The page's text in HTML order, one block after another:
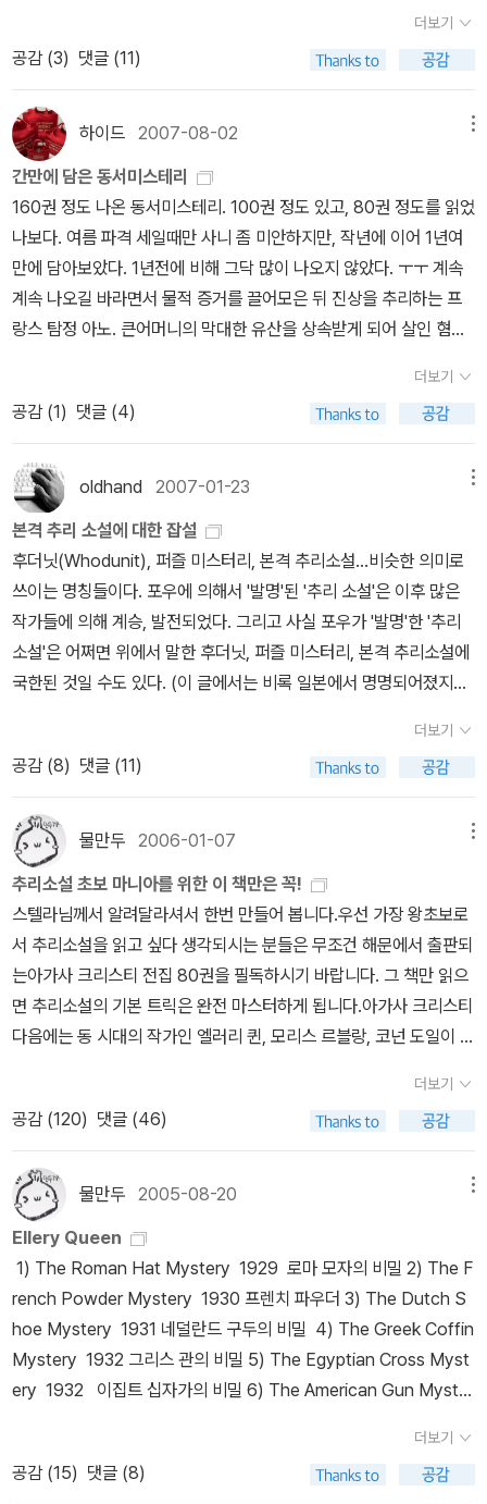
번역된 책
들동서추리문고1977년
이집트 십자가,차이나 오렌지,네덜란두 구두
의 비밀-3권자유추리문고1983년로마모자의 비밀-1권시그마북스1
995년로마모자,프랑스파우더,네덜란드구두,그리스관,이집트십자
가,중국오렌지의 비밀-6권
밀-2권 동서DMB2003년 로마모자,네덜란드구두,그리스관,이집트십
자가,중국오렌지의 비밀-5권시그마 북스 해문Q 미스터리 동서 D
MB
위표에서 보시다시피 총 9권의 국명시리즈중 그간 국내에
선 6권만 번역 출간되었고 미국총,샴 쌍둥이,스페인 곶의 비밀은 번
역되지 않았습니다.저 역시도 이번에는 다 나올까 싶어 동서,자유,시
그마북스,해문Q에서 간행된 모든 앨러리 퀸을 구매했지만 결국 다 모
그래 포기하고 있었는데 갑자기 올해 검은 숲이
더군요.그래 검은 숲이 어떤데가 보았더니 시공사의 임프린트라고 하
그중에 국명 시리즈가 6권이나 있었으니 최소한 기존의 작품은 나오
겠지만 과연 나머지 3권이 나올까 의아심이 있어서-ㅎㅎ 그간 한두번
속은 것이 아니라서요-,다 나와야 나오는 것이지 하고 생각했는데 웬
걸 무슨 뚝심을 발휘해서인지 국명 시리즈 9권을 다 번역했습니다.ㅎ
ㅎ 만쉐이~~~
검은숲에서 나온 앨리리 퀸 국명시리즈는 저자의 모
습을 겉 표지에 내세운 그간 국내에선 볼수 없었던 특이한 디자인데
양장본이어서 소장가치도 충분하다고 볼수 있습니다.하지만 저처럼
면 3권만 구매해야 될지 아니면 9권 다 구매해야 할지 참 난감할 따
름이죠.생각같에서야 9권을 일시불로 지불하고 구매하면 좋겠지만
경제적 사정과 책 보관할데가 마땅치 않으니…ㅜ.ㅜ뭐 일단 처음 번역
된 미국총,샴 쌍둥이,스페인 곶의 비밀을 구매해야 겠지요^^
에서 이번에 국명시리즈를 전부 번역했으니 좀더 힘을 발휘해서 앨러
리 퀸의 전작을 모두 번역해 주길 희망해 봅니다.시공사보다 적은 해
문에서도 크리스티 전작품 80권을 다 번역했는데 시공사도 이번에
한번 일을 냈으면 좋겠네용^^by caspi
밀,네덜란드 구두의 비밀,그리스 관의 비밀 이집트 십자가의 비밀,중
국 오렌지의 비밀-6권 2천대 동서 DMB: 로마 모자의 비밀, 네덜란
가의 비밀-5권 보시다시피 앨러리 퀸의 국명 시리즈중 3권 미국 총
미스터리,샴 쌍둥이 미스터리,스페인 곶 미스터리는 이상하게 번역된
바 없습니다.그중 샴 쌍둥이 미스터리는 80년대 중학생 잡지에 축약
되서 번역된바 있습니다.본격 추리 소설의 대표자중 한 사람인 앨러
리 퀸의 국명시리지가 2011년 현재까지 다 번역되지 못한 것은 국내
추리 시장의 협소함을 잘 반영하는 증거지요. 물론 현재 국내의 추리
소설 시장 여건상 외국 작가의 전 작품이 다 번역되는 것은 불가능합
니다.현재까지 작가의 추리 소설이 전부 번역된 것은 코난 도일의 셜
운 신부 시리즈,아가사 크리스티의 추리 소설이 전부가 아닌가 싶습
니다. 셜록 홈즈나 브라운 신부등은 단편소설이기에 번역이 다 되었
다 쳐도 뤼팽은 전작이 20권 정도여서(물론 뤼팽도 그 명성에 비해
전작이 번역된 것은 21세기 들어서 입니다),출판사가 어느 정도 적자
를 감안하고 출판한 것이겠지만 아가사 크리스티 전작 80권을 해문
이 모두 출판한 것은 아가사 크리스티가 아무리 국내에서 인기가 많
았어도 매우 유례가 없는 일이지요.그러면에서 열린 책들이 메그레
시리즈 전작 출간도 대단한 사건이라고 할 수 있습니다. 물론 검은 숲
측(앨러리 퀸 기획은 추리 소설 홈 페이지로 유명한 데카님이 기획하
셨다나봐요)에선 이미 앨러리 퀸의 국명 시리즈를 6권 번역한바 있기
에 나머지 3권만 번역하면 되기에 기획 및 출간에 큰 부담이 없겠지
만 추리 소설 애독자의 입장에선 출판사의 공수표에 여러 번 당한 적
출간 안될수도 있다는 우려가 있는 것이 사실입니다. 가장 비근한 예
로 앨러리 퀸 미국 추리 소설사에서 쌍벽을 이루는 S.S 밴다인을 들
수 있습니다.밴다인의 경우 추리 소설이 통틀어서 12권에 불과한데
국내에서 지난 수십년간 이 12권의 작품조자 제대로 번역된바 없지
요. 벤슨 살인 사건(1926) 카나리아 살인 사건(1927) 그린 살인 사
건(1928) 주교 살인 사건(1929) 스카라베(딱정벌레) 살인 사건(19
30) 케닐 살인 사건(1933) 드래곤 살인 사건(1934) 카지노 살인 사
건(1934) 가든 살인 사건(1935) 유괴 살인 사건(1936) 그레이시
앨런 살인 사건(1938) 겨울 살인 사건(1939) 그간 출간된 밴다인의
그린 살인사건,승정 살인 사건-2권 80년대 자유 추리문고: 벤슨 살인
사건,카나리아 살인사건,딱정벌레 살인사건,케닐 살인사건,가든 살인
사건-5권 2천년대 동서 DMB: 벤슨 살인사건,카나리아 살인사건, 그
린 살인사건,승정 살인 사건,딱정벌레 살인사건-5권 2천년대 해문:
드래곤 살인사건,카지노 살인사건,가든 살인사건-3권 2천년대 북스
피어 스카라베 살인 사건,겨울 살인 사건, 주교 살인 사건,그레이시 앨
런 살인 사건 위에서 보시다시피 각 추리 문고별로 밴다인의 책들이
제각각 나와 있어 추리 소설애독자들이 구하는데도 문제가 있지만 다
모아도 출판사별로 제각각이어서 진열하기도 애로사항이 큰 편입니
다. 해문의 경우 처음 번역되는 2권(드래곤과 카지노)를 내놓으면서
후속작도 출간할 뜻을 비추다가 판매 부진탓인지 조용히 사그라들었
는 겨울 살인사건과 그레이시 앨런 살인사건을 출간하면서 밴다인의
추리 소설 전 12권을 번역한다며 추리 소설 애독자들을 들뜨게 했지
닌 선집이라도 출판하는 것은 정말 보기 힘든 일이기 때문입니다.따
라서 해문에서 아가사 크리스티 전집 80권이 나온 것은 정말 우리 출
판계에서 기적 같은 일이라 아니할 수 없습니다. 추리 소설을 읽다보
면 이 작가의 책은 전집이 아니더라도 이 시리즈만은 꼭 다 출판했으
면 좋겠는데(꼭 한 출판사만이 아니더라도 말이죠) 생각하게 만드는
책들이 있는데 이상하게 출판이 안되는 경우가 있습니다.한번 살펴볼
까요. 1.앨러리 퀸의 “국명시리즈” S.S반다인의 파일로 번스 시리즈
에 자극을 받아 두 사촌 형제가 쓴 앨러리 퀸의 국명 시리즈는 본격 추
리의 향기를 맡을 수 있는 걸작으로 소설속에 있는 독자에의 도전은
작가의 치기어린 자부심이 느낄수 있는 부분이죠. 이 국명 시리즈는
모두 9권인데 국내에서는 6권만 소개되어 있어 안타까움을 감출수가
없는데 앨러리 퀸의 국명시리즈는 70년대 동서 추리에서 맨 처음 소
개되었고 자유추리,시공사,해문등에서 차례로 몇권씩 소개된바 있지
다. 로마 모자의 비밀(1929) – 자유추리(최초 번역),시공사,동서DM
B 프랑스 분의 비밀(1930) – 시공사(최초번역), 동서DMB 네덜란
드 구두의 비밀(1931) –동서추리(최초 번역), 시공사,동서DMB 그
리스관의 비밀(1932) - 시공사(최초번역),해문Q,동서DMB 이집트
십자가의 비밀(1933) - 동서추리(최초 번역), 시공사,동서DMB 아
메리카 권총의 비밀(1933) – 미 번역 태국 쌍동이의 비밀(1933) –
미 번역,80년대 중학생이란 잡지에서 축약된바 있음 중국 오렌지의
비밀(1934) - 동서추리(최초 번역), 시공사,동서DMB 스페인 곳의
여러 출판사에서 발행되었는데 이상하게도 아메리카 권총의 비밀, 태
국 쌍동이의 비밀, 스페인 곳의 비밀의 비밀은 어느 출판사에서도 출
판되지 않았습니다. 동서 추리에서 70년대에 3권(네덜란드,차이나,
이집트)이 나온후 80년대 자유추리에서 1권(로마), 90년대 시공사
에서 6권(로마,프랑스,네덜란드,그리스,이집트,중국),해문에서 1권
(그리스),이천년대 동서 DMB에서 다시 6권(,프랑스,네덜란드,그리
스,이집트,중국)이 시차를 두고 나오지만 아쉽게도 항상 위 3권은 번
역되질 않더군요. 이유가 뭔가 무척 궁금해 지더군요.번역된 6권에
비해 작품의 질이 형편없이 낮아서 그랬을까요? 인터넷 어디에도 그
에 대한 답변은 없더군요. 동서 DMB에는 미 번역된 3권이 출간될 예
정(책 커버에는 300권까지 출간될 예정이지요) 으로 되어있지만 현
재 동서DMB사정으론 과연 번역되어 나올지 장담할 수 없습니다. 과
그지 없네요 by caspi
더보기
공감 (3) 댓글 (11)
하이드 2007-08-02
간만에 담은 동서미스테리
160권 정도 나온 동서미스테리. 100권 정도 있고, 80권 정도를 읽었
나보다. 여름 파격 세일때만 사니 좀 미안하지만, 작년에 이어 1년여
만에 담아보았다. 1년전에 비해 그닥 많이 나오지 않았다. ㅜㅜ 계속
계속 나오길 바라면서 물적 증거를 끌어모은 뒤 진상을 추리하는 프
랑스 탐정 아노. 큰어머니의 막대한 유산을 상속받게 되어 살인 혐의
밝혀낸다. 신랄하면서도 경쾌한 유머를 늘어놓는 탐정과 범인의 심리
게임이 돋보인다. 엘러리 퀸의 국가 시리즈동서미스테리에서 나온
엘러리 퀸은 국가 시리즈를 빼고 다 모았다. <그리스관의 비밀>이 해
문판으로 있지만, 동서미스테리로 구입 부호 피살사건 수사에 나선
트렌트는 피살자의 아내도 공범이라는 확증을 잡는다. 하지만 그녀한
테 애정을 느낀 나머지 진상을 기록으로 남기고 떠나 버린다. 그 뒤 다
시 만난 두 사람. 그녀는 그 자리에서 트렌트의 추리에 승복할 수 없다
고 말한다. 인간 욕망과 미묘한 성격 묘사를 융합시켜 긴박감을 더했
다. 폭주하는 차에 아들을 잃은 미스터리작가 필릭스 레인은 복수를
위한 완전살인을 계획한다. 편집광적인 아버지의 울분이 놓은 올가미
속으로 범인은 한발한발 다가온다. 계관시인 세실 D. 루이스가 필명
으로 발표한 미스터리 소설이다. 아메리카 탐정작가클럽 수상작. 법
에 위배되는 중절수술이 젊은 처녀를 죽음으로 몰아넣는다. 어머니의
존은 친구의 곤경을 보고 사건해결에 뛰어드는데, 그에게 보이지 않
는 압력이 가해진다. 작가 자신이 의학부 재학시절 겪은 체험을 소재
로 쓴 의학 미스테리물. 55살 초로의 교사가 뒤늦게 젊은 여성을 만
나지만, 그 만남은 곧 파탄에 이른다. 자살하기 위해 올리브 기름병에
담은 1그램의 독약병을 버스에 깜빡 놓고 내리게 되면서 벌어지는 코
믹하면서도 서스펜스 넘치는 대추적극. 선의의 피해자가 생기기 전에
분실된 독약병을 찾아라! 각국 경찰의 추격을 교묘히 따돌리던 범죄
거물 디미트리오스가 죽었다. 그의 신화적 죄상과 숨겨진 과거를 좇
나. 크로이든 공항을 이륙한 파리행 여객기가 착륙했을 때 돈많은 앤
드루 노인은 이미 목숨이 끊어진 뒤였다. 범인이 살의를 품게 되고 계
획에 옮기기까지, 실행과 재판과정을 박진감있게 그려낸다. 완전범죄
를 노리는 범인과 진실을 파헤치는 탐정의 대결이 흥미진진하다. 쓸
쓸한 언덕에 자리한 호텔에 머물고 있던 은퇴한 형사 존 링글로즈는
한밤중에 어린아이의 끔찍한 비명소리에 놀라 잠에서 깬다. 천재적
범인의 예술적 살인과 이를 추적하는 늙은 형사의 숨막히는 추적. 영
국 남서부 다트무어를 무대로 펼쳐지는 이든 필포츠의 대표작. 고전
몇가지 정보국을 은퇴하여 조용한 생활을 즐기고 있던 앨런에게 협
력 요청이 들어온다. 메신저 보이처럼 작은 소포를 전해주는 임무. 그
런데 지정된 도로를 달리다가 고장난 차와 부딪쳐 차에서 내린 순간,
돌연 저격을 당할 뻔한다. 아이슬란드를 무대로 전개되는 스파이전쟁
내를 살해한 뒤 자살로 위장한다. 음모를 꾸민 것은 라비넬의 정부이
더보기
공감 (1) 댓글 (4)
oldhand 2007-01-23
본격 추리 소설에 대한 잡설
후더닛(Whodunit), 퍼즐 미스터리, 본격 추리소설...비슷한 의미로
쓰이는 명칭들이다. 포우에 의해서 '발명'된 '추리 소설'은 이후 많은
작가들에 의해 계승, 발전되었다. 그리고 사실 포우가 '발명'한 '추리
소설'은 어쩌면 위에서 말한 후더닛, 퍼즐 미스터리, 본격 추리소설에
국한된 것일 수도 있다. (이 글에서는 비록 일본에서 명명되어졌지만
지가 열렸다. 이것은 두말할 것도 없이 천재 포우의 발명품.'본격'의
찬란한 황금기를 열어젖혔다고 회자되는 코넌 도일의 셜록 홈즈 시리
즈는 사실 '본격성'의 측면에서 보자면 포우의 작품들에 미치지 못한
다. 그 대신 풍부한 모험적 요소와 불멸의 캐릭터들로 인해 큰 인기를
끌었다고 봐야 할 것이다. 도일 이후 많은 작가들에 의해 양산된 미스
터리 소설들은 이후 '본격성'의 측면에서 한 전기를 맞이하게 되는데,
그 작가는 다름아닌 S.S. 반 다인이다. 크리스티의 <애크로이드 살인
사건>을 '언페어'라며 통렬히 비판하는 입장에 있었던 반 다인은 미스
터리 소설의 미덕을 특유의 '정형성'에서 찾으려고 한 것 같다. 그의
작품들은 천편일률적이고 지루하게 느껴질 만큼 완변한 형식성을 고
수하고 있다. 사건의 발생, 탐정의 개입, 관계자들의 심문, 제2, 3의
살인, (보너스로 반스의 장광설 -_-;)그리고 범인의 색출. 반 다인은
'작가는 독자들을 속여서도 안되며 탐정은 독자들이 모르는 사실을
내세웠다. 정통파 미스터리의 미덕은 천편일률적인 정형성인가.반 다
인의 유지를 이어 받아 본격의 시대를 찬란하게 열어젖힌 작가는 엘
러리 퀸이다. 그의 데뷔작 <로마 모자의 비밀>은 반 다인의 그림자가
짙게 드리워 있지만 한 발 더 나아가 미스터리 역사상 최초의 시도를
하고 있다. '독자에의 도전'이 바로 그것이다. 국명 시리즈 전편과 <중
간 지점의 집>까지만 등장하는 '독자에의 도전'은 명백히 작가가 독자
들에게 던지는 도발적인 도전장이자 페어 플레이를 다짐하는 선언문
이었다. 정력적인 독자들은 '도전장'을 마주하는 순간 소설의 처음으
발표된 1929년은 '추리 소설의 시작'이라고 불리우는 <모르그 가의
살인>만큼 중요한 또 하나의 작품이 세상의 빛을 본 해이기도 하다.
더보기
공감 (8) 댓글 (11)
물만두 2006-01-07
추리소설 초보 마니아를 위한 이 책만은 꼭!
스텔라님께서 알려달라셔서 한번 만들어 봅니다.우선 가장 왕초보로
서 추리소설을 읽고 싶다 생각되시는 분들은 무조건 해문에서 출판되
는아가사 크리스티 전집 80권을 필독하시기 바랍니다. 그 책만 읽으
면 추리소설의 기본 트릭은 완전 마스터하게 됩니다.아가사 크리스티
다음에는 동 시대의 작가인 엘러리 퀸, 모리스 르블랑, 코넌 도일이 되
해도 좋습니다.코넌 도일모리스 르블랑 엘러리 퀸 이 작가들의
책을 읽은 뒤에는 동서미스터리북스에 등장하는 새로운 작가의 작품
들과 새로운 작품들을 골라 읽으시면 됩니다.탐정으로 대표되는 레이
먼드 챈들러의 필립 말로 시리즈그 뒤를 잇는 로스 맥도널드의 루 아
처 시리즈가볍게 읽을 수 있는 얼 스탠리 가드너의 페리 메이슨 시리
즈가 있습니다.또한 각 나라별로 상을 수상한 작품도 있고 사회파나
범죄소설로 나뉘는 요즘 작품도 있읍니다.추리소설도 작가마다 선호
도가 다르고 각기 비슷한 내용이라도 취향이 다를 수 있으니 각자가
좋아하는 장르와 작가를 발견하는 기쁨을 누리기시 바랍니다.각 시리
즈는 시리즈... 작가의 작품목록은 작가의 작품 목록 지금 안 읽으면
후회할 작가로는 기리노 나츠오미야베 미유키히가시노 게이고미넷
월터스제프리 디버 그리고 앞으로 계속 나올 작품들의 주목을 잊지
마시구요~
더보기
공감 (120) 댓글 (46)
물만두 2005-08-20
Ellery Queen
1) The Roman Hat Mystery 1929 로마 모자의 비밀 2) The F
rench Powder Mystery 1930 프렌치 파우더 3) The Dutch S
hoe Mystery 1931 네덜란드 구두의 비밀 4) The Greek Coffin
Mystery 1932 그리스 관의 비밀 5) The Egyptian Cross Myst
ery 1932 이집트 십자가의 비밀 6) The American Gun Myster
amese Twin Mystery 1933 8) The Chinese Orange Myster
y 1934 차이나 오렌지 9) The Spanish Cape Mystery 1935 1
더보기
공감 (15) 댓글 (8)